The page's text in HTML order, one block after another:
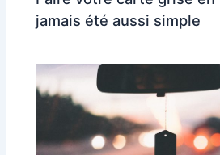
jamais été aussi simple